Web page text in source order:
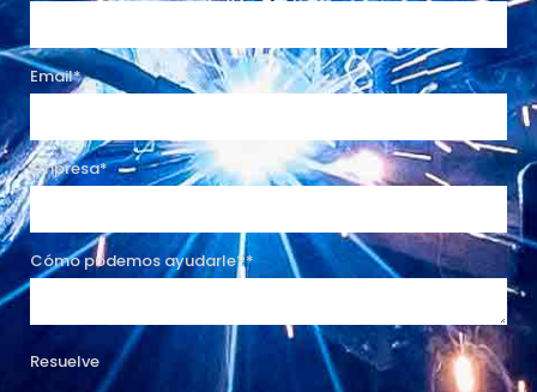
Email*
Empresa*
Cómo podemos ayudarle?*
Resuelve